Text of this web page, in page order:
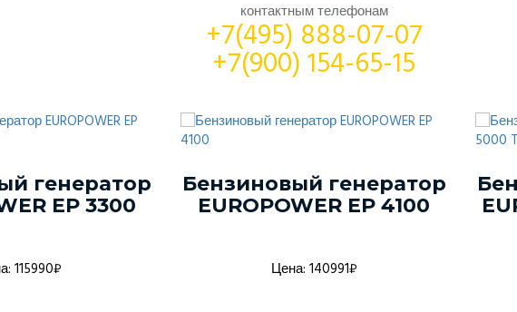
контактным телефонам
+7(495) 888-07-07
+7(900) 154-65-15
генератор
EP 3300
115990₽
Бензиновый генератор
EUROPOWER EP 4100
Цена: 140991₽